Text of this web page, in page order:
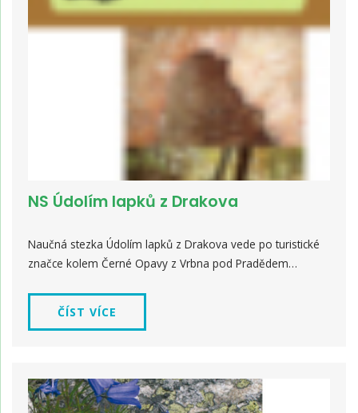
NS Údolím lapků z Drakova
Naučná stezka Údolím lapků z Drakova vede po turistické
značce kolem Černé Opavy z Vrbna pod Pradědem…
ČÍST VÍCE